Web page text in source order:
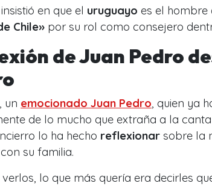
en que el uruguayo es el
Chile» por su rol como consejero
de Juan Pedro
un emocionado Juan Pedro , quien ya
de lo mucho que extraña a la
lo ha hecho reflexionar sobre la
su familia.
lo que más quería era decirles